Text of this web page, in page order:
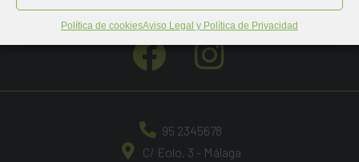
Política de cookiesAviso Legal y Política de Privacidad
95 2345678
C/ Eolo, 3 - Málaga